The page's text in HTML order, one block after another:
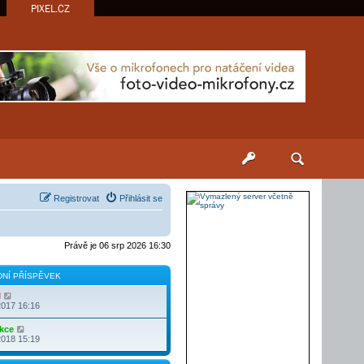
PIXEL.CZ
Přihlásit se
Registrovat
Právě je 06 srp 2026 16:30
PŘÍSPĚVEK
o
a
z
i
16:16
o
r
15:19